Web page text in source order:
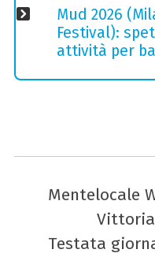
Mud 2026
Festival):
attività per
Mentelocale
Testata